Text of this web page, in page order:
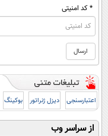
* کد امنیتی
اعتبارسنجی دیزل ژنراتور بوکینگ
از سراسر وب